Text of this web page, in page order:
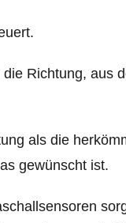
Richtung, aus
als die
gewünscht ist.